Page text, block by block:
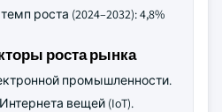
роста (2024–2032): 4,8%
роста рынка
промышленности.
вещей (IoT).